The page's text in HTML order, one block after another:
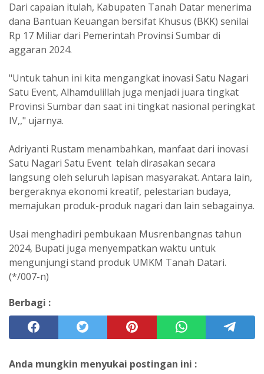
Dari capaian itulah, Kabupaten Tanah Datar menerima
dana Bantuan Keuangan bersifat Khusus (BKK) senilai
Rp 17 Miliar dari Pemerintah Provinsi Sumbar di
aggaran 2024.
"Untuk tahun ini kita mengangkat inovasi Satu Nagari
Satu Event, Alhamdulillah juga menjadi juara tingkat
Provinsi Sumbar dan saat ini tingkat nasional peringkat
IV,," ujarnya.
Adriyanti Rustam menambahkan, manfaat dari inovasi
Satu Nagari Satu Event telah dirasakan secara
langsung oleh seluruh lapisan masyarakat. Antara lain,
bergeraknya ekonomi kreatif, pelestarian budaya,
memajukan produk-produk nagari dan lain sebagainya.
Usai menghadiri pembukaan Musrenbangnas tahun
2024, Bupati juga menyempatkan waktu untuk
mengunjungi stand produk UMKM Tanah Datari.
(*/007-n)
Berbagi :
Anda mungkin menyukai postingan ini :